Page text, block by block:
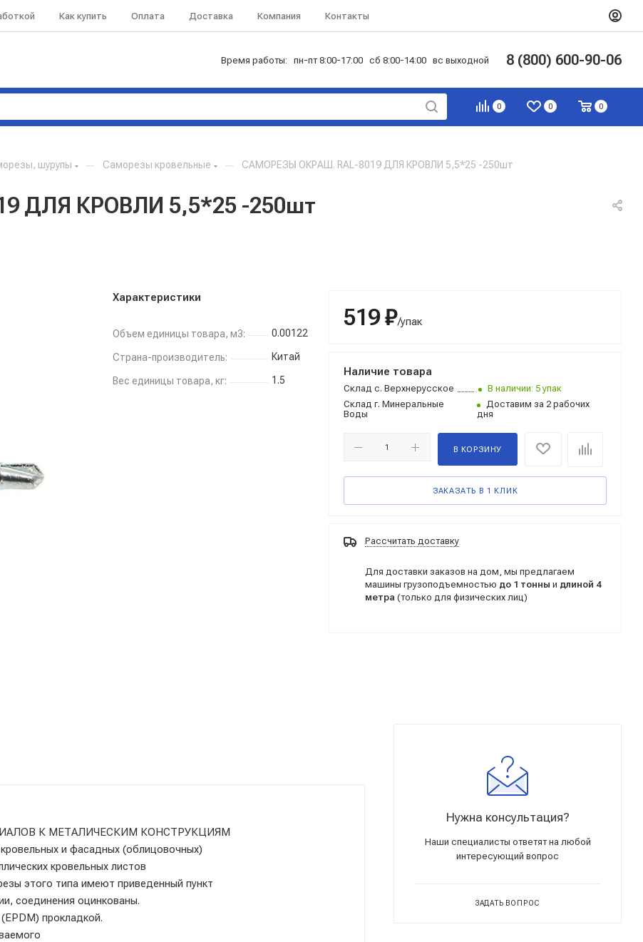
Как купить Оплата Доставка Компания Контакты
Время работы: пн-пт 8:00-17:00 сб 8:00-14:00 вс выходной 8 (800) 600-90-06
0 0 0
шурупы — Саморезы кровельные — САМОРЕЗЫ ОКРАШ. RAL-8019 ДЛЯ КРОВЛИ 5,5*25 -250шт
ДЛЯ КРОВЛИ 5,5*25 -250шт
Характеристики
Объем единицы товара, м3: 0.00122
Страна-производитель: Китай
Вес единицы товара, кг: 1.5
519 ₽/упак
Наличие товара
Склад с. Верхнерусское
В наличии: 5 упак
Склад г. Минеральные
Воды
Доставим за 2 рабочих
дня
В КОРЗИНУ
ЗАКАЗАТЬ В 1 КЛИК
Рассчитать доставку
Для доставки заказов на дом, мы предлагаем
машины грузоподъемностью до 1 тонны и длиной 4
метра (только для физических лиц)
К МЕТАЛИЧЕСКИМ КОНСТРУКЦИЯМ
и фасадных (облицовочных)
кровельных листов
этого типа имеют приведенный пункт
соединения оцинкованы.
прокладкой.
Нужна консультация?
Наши специалисты ответят на любой
интересующий вопрос
ЗАДАТЬ ВОПРОС